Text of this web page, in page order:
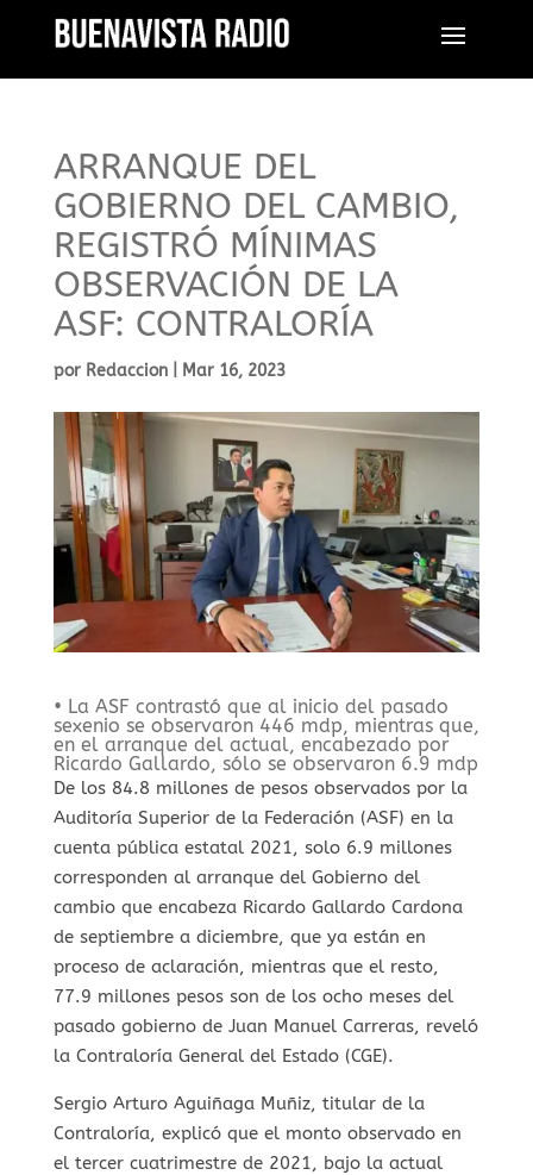
ARRANQUE DEL
GOBIERNO DEL CAMBIO,
REGISTRÓ MÍNIMAS
OBSERVACIÓN DE LA
ASF: CONTRALORÍA
por Redaccion| Mar 16, 2023
• La ASF contrastó que al inicio del pasado
sexenio se observaron 446 mdp, mientras que,
en el arranque del actual, encabezado por
Ricardo Gallardo, sólo se observaron 6.9 mdp
De los 84.8 millones de pesos observados por la
Auditoría Superior de la Federación (ASF) en la
cuenta pública estatal 2021, solo 6.9 millones
corresponden al arranque del Gobierno del
cambio que encabeza Ricardo Gallardo Cardona
de septiembre a diciembre, que ya están en
proceso de aclaración, mientras que el resto,
77.9 millones pesos son de los ocho meses del
pasado gobierno de Juan Manuel Carreras, reveló
la Contraloría General del Estado (CGE).
Sergio Arturo Aguiñaga Muñiz, titular de la
Contraloría, explicó que el monto observado en
el tercer cuatrimestre de 2021, bajo la actual